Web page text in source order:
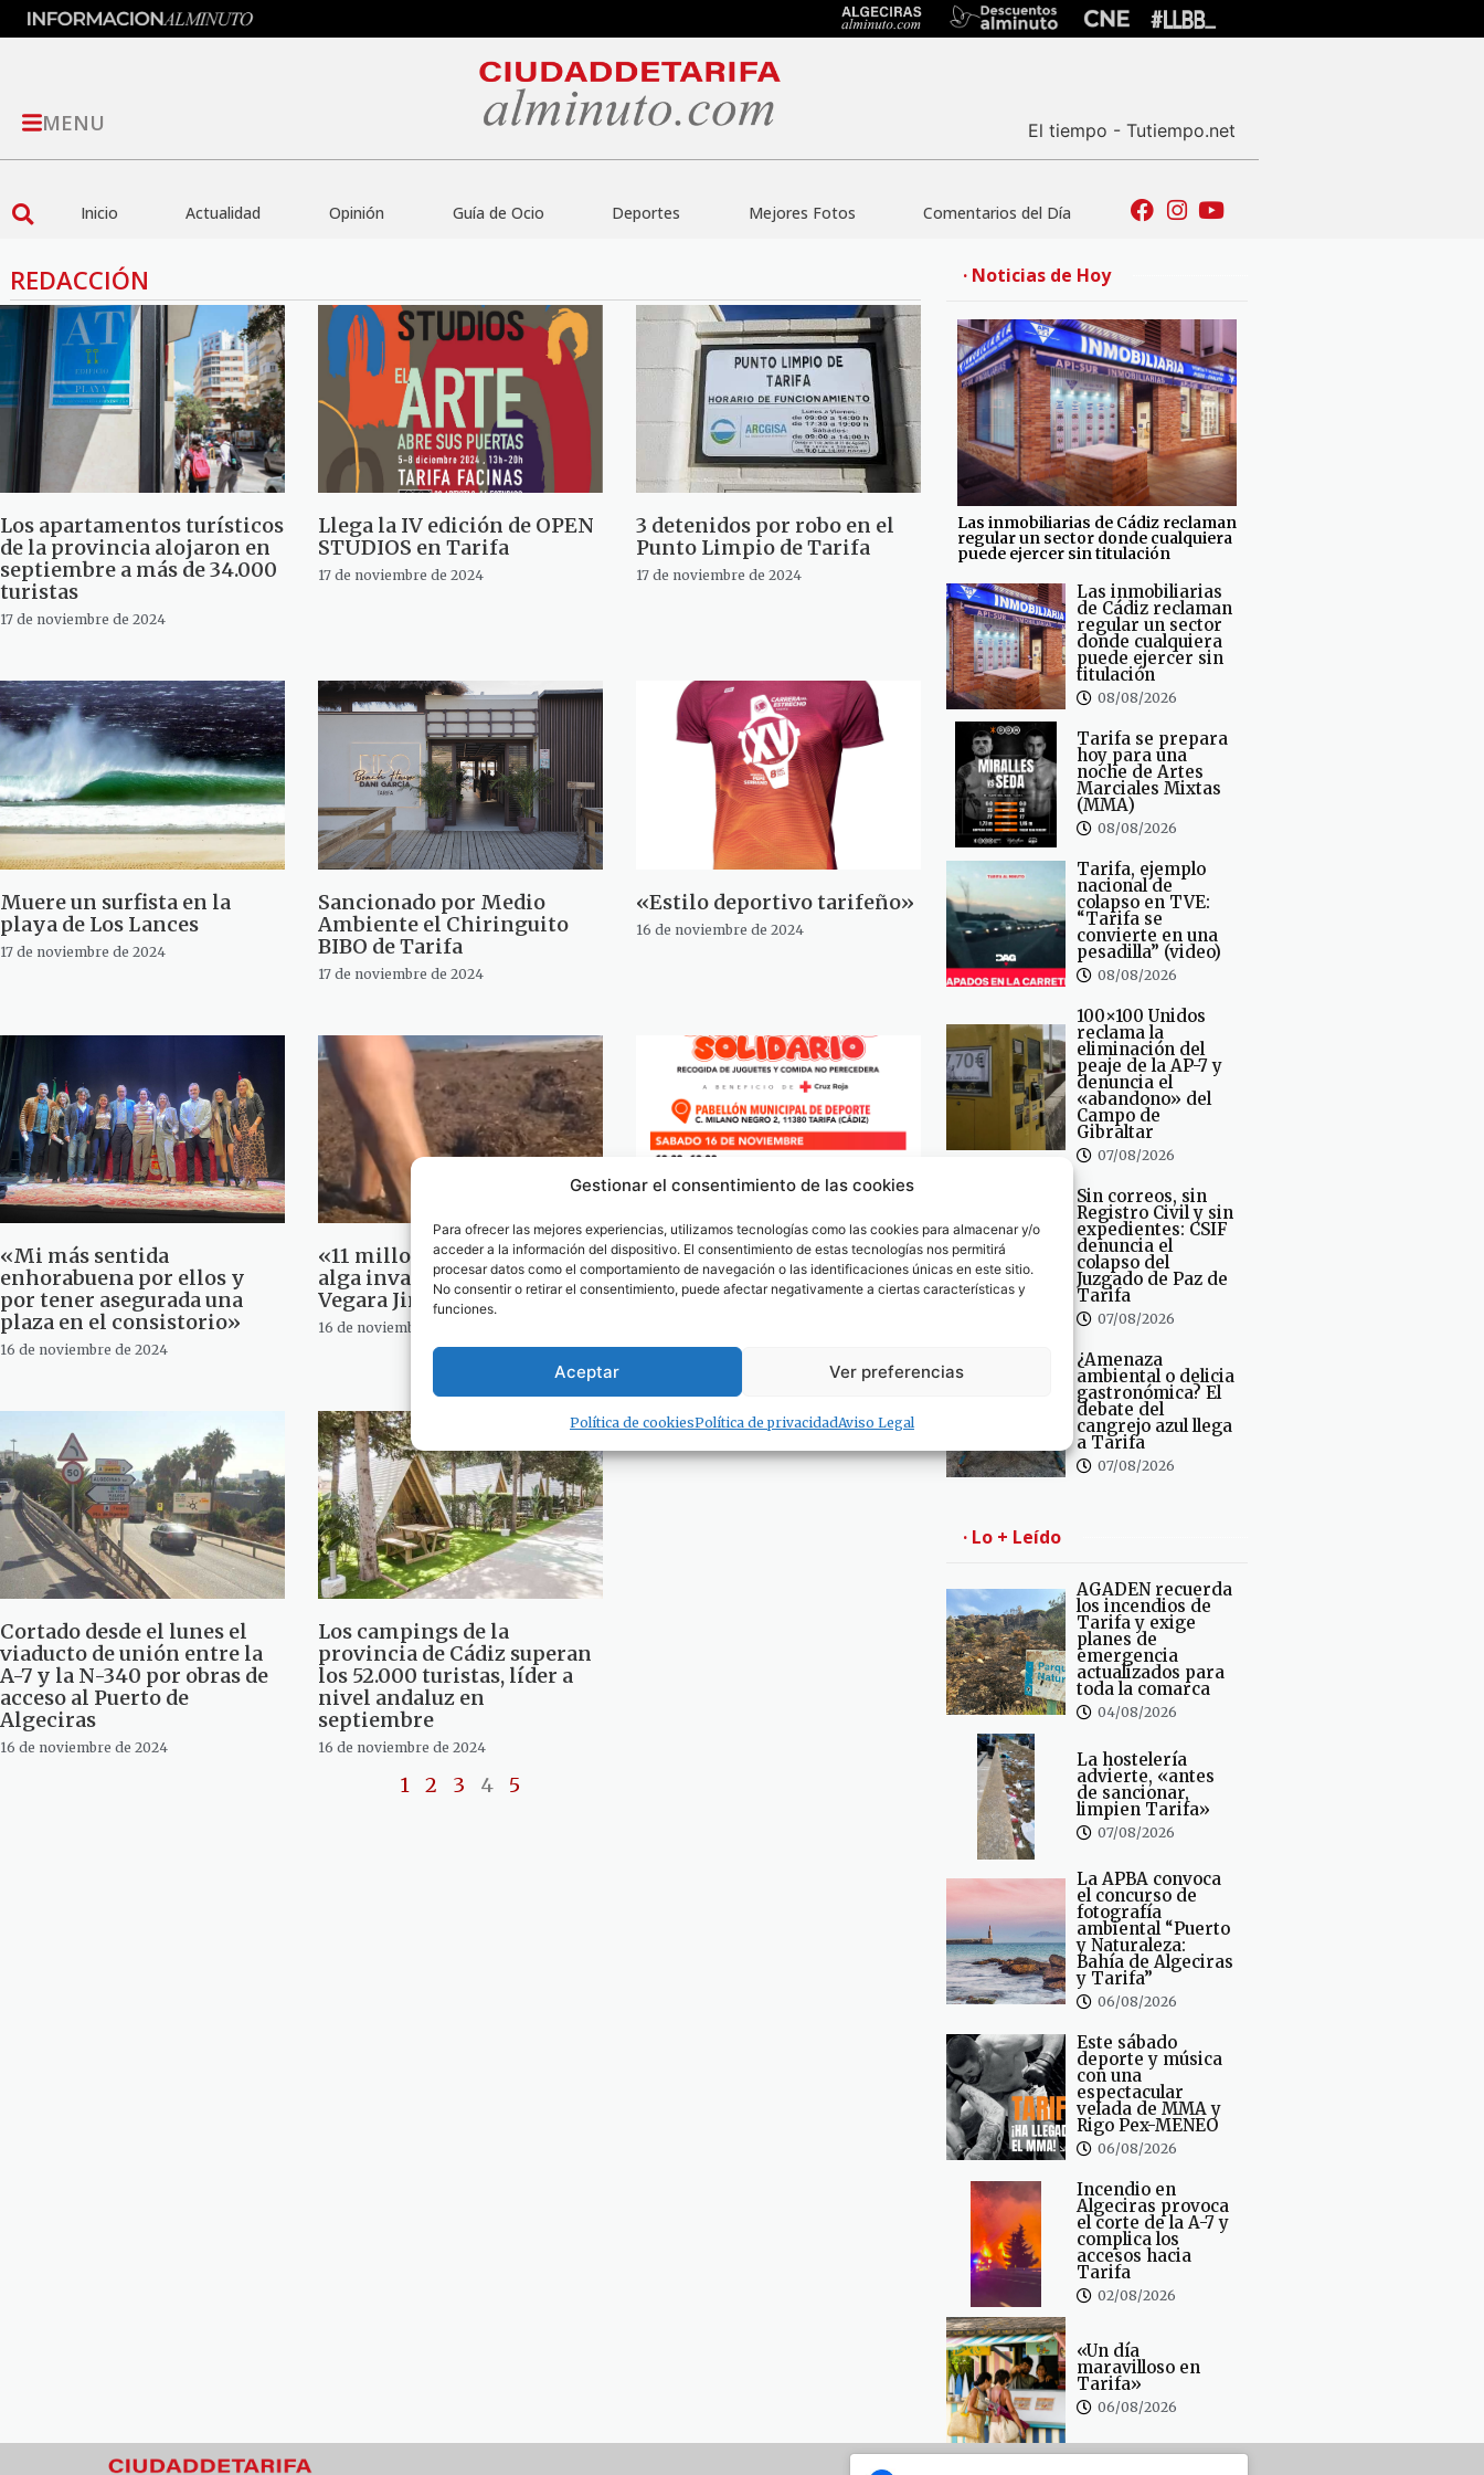
Gestionar el consentimiento de las cookies
Para ofrecer las mejores experiencias, utilizamos tecnologías como las cookies para almacenar y/o
acceder a la información del dispositivo. El consentimiento de estas tecnologías nos permitirá
procesar datos como el comportamiento de navegación o las identificaciones únicas en este sitio.
No consentir o retirar el consentimiento, puede afectar negativamente a ciertas características y
funciones.
Aceptar Ver preferencias
Política de cookiesPolítica de privacidadAviso Legal
MENU El tiempo - Tutiempo.net
Inicio Actualidad Opinión Guía de Ocio Deportes Mejores Fotos Comentarios del Día
REDACCIÓN
Los apartamentos turísticos
de la provincia alojaron en
septiembre a más de 34.000
turistas
17 de noviembre de 2024
Llega la IV edición de OPEN
STUDIOS en Tarifa
17 de noviembre de 2024
3 detenidos por robo en el
Punto Limpio de Tarifa
17 de noviembre de 2024
Muere un surfista en la
playa de Los Lances
17 de noviembre de 2024
Sancionado por Medio
Ambiente el Chiringuito
BIBO de Tarifa
17 de noviembre de 2024
«Estilo deportivo tarifeño»
16 de noviembre de 2024
«Mi más sentida
enhorabuena por ellos y
por tener asegurada una
plaza en el consistorio»
16 de noviembre de 2024
«11 millones de kilos de
alga invasora». Por Antonio
Vegara Jiménez
16 de noviembre de 2024
Boxeo y Kite Surf, unidos
para una recogida de
juguetes solidaria
Cortado desde el lunes el
viaducto de unión entre la
A-7 y la N-340 por obras de
acceso al Puerto de
Algeciras
16 de noviembre de 2024
Los campings de la
provincia de Cádiz superan
los 52.000 turistas, líder a
nivel andaluz en
septiembre
16 de noviembre de 2024
1 2 3 4 5
· Noticias de Hoy
Las inmobiliarias de Cádiz reclaman
regular un sector donde cualquiera
puede ejercer sin titulación
Las inmobiliarias
de Cádiz reclaman
regular un sector
donde cualquiera
puede ejercer sin
titulación
08/08/2026
Tarifa se prepara
hoy para una
noche de Artes
Marciales Mixtas
(MMA)
08/08/2026
Tarifa, ejemplo
nacional de
colapso en TVE:
“Tarifa se
convierte en una
pesadilla” (video)
08/08/2026
100×100 Unidos
reclama la
eliminación del
peaje de la AP-7 y
denuncia el
«abandono» del
Campo de
Gibraltar
07/08/2026
Sin correos, sin
Registro Civil y sin
expedientes: CSIF
denuncia el
colapso del
Juzgado de Paz de
Tarifa
07/08/2026
¿Amenaza
ambiental o delicia
gastronómica? El
debate del
cangrejo azul llega
a Tarifa
07/08/2026
· Lo + Leído
AGADEN recuerda
los incendios de
Tarifa y exige
planes de
emergencia
actualizados para
toda la comarca
04/08/2026
La hostelería
advierte, «antes
de sancionar,
limpien Tarifa»
07/08/2026
La APBA convoca
el concurso de
fotografía
ambiental “Puerto
y Naturaleza:
Bahía de Algeciras
y Tarifa”
06/08/2026
Este sábado
deporte y música
con una
espectacular
velada de MMA y
Rigo Pex-MENEO
06/08/2026
Incendio en
Algeciras provoca
el corte de la A-7 y
complica los
accesos hacia
Tarifa
02/08/2026
«Un día
maravilloso en
Tarifa»
06/08/2026